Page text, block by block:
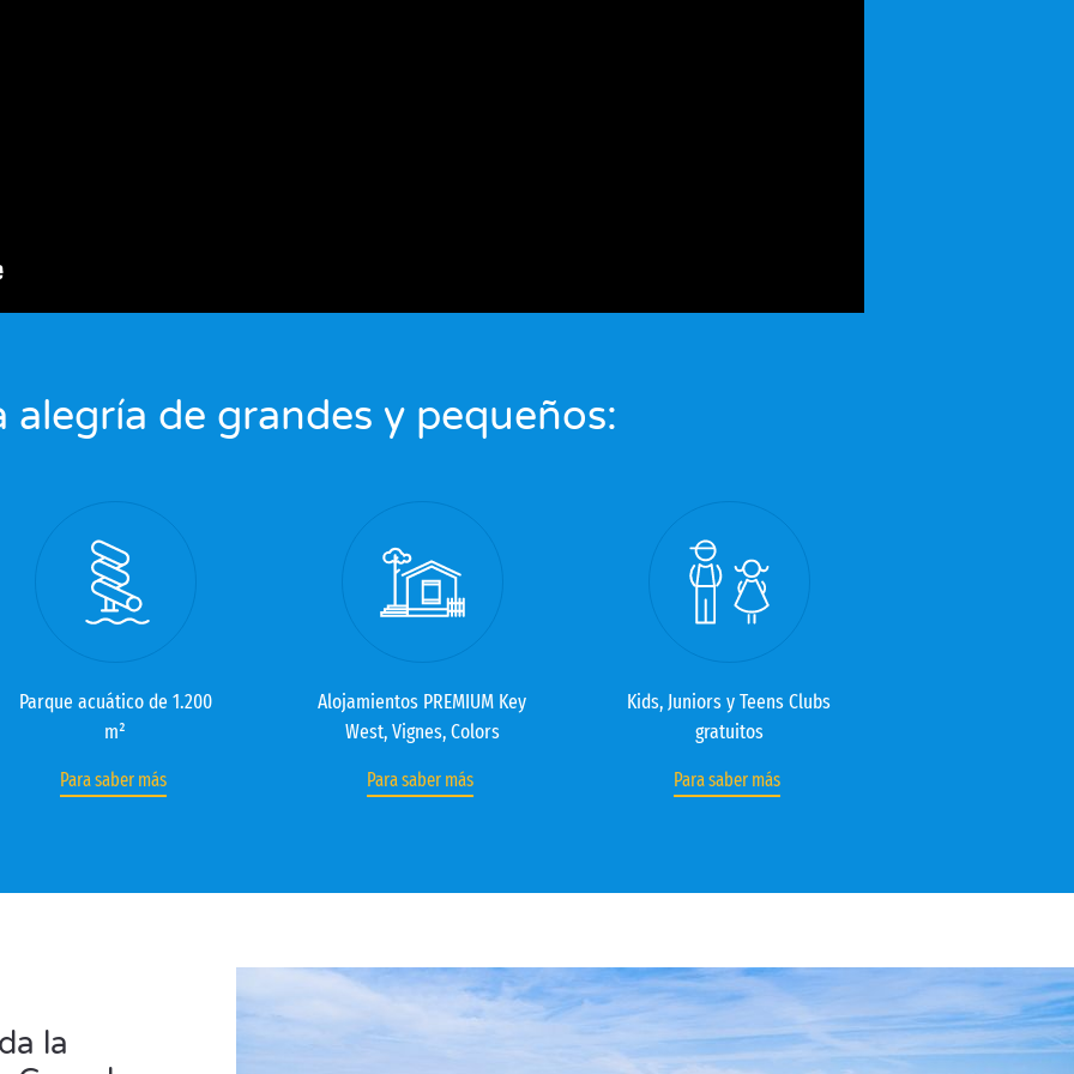
alegría de grandes y pequeños:
Parque acuático de 1.200
m²
Para saber más
Alojamientos PREMIUM Key
West, Vignes, Colors
Para saber más
Kids, Juniors y Teens Clubs
gratuitos
Para saber más
la